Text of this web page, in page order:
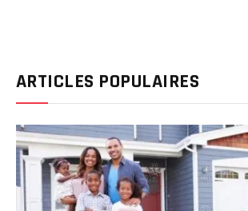
ARTICLES POPULAIRES